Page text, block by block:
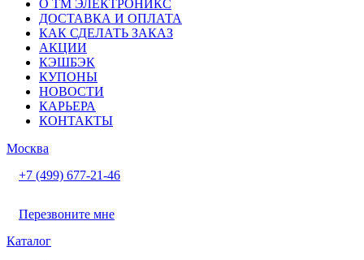
О ТМ ЭЛЕКТРОНИКС
ДОСТАВКА И ОПЛАТА
КАК СДЕЛАТЬ ЗАКАЗ
АКЦИИ
КЭШБЭК
КУПОНЫ
НОВОСТИ
КАРЬЕРА
КОНТАКТЫ
Москва
+7 (499) 677-21-46
Перезвоните мне
Каталог